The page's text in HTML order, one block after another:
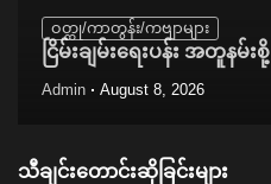
ဝတ္ထု/ကာတွန်း/ကဗျာများ
ငြိမ်းချမ်းရေးပန်း အတူနမ်းစို့
Admin August 8, 2026
သီချင်းတောင်းဆိုခြင်းများ